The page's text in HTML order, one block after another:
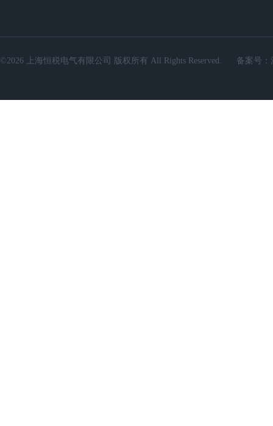
©2026 上海恒税电气有限公司 版权所有 All Rights Reserved. 备案号：